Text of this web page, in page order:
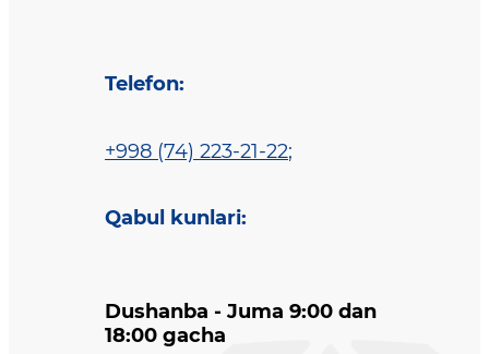
Telefon:
+998 (74) 223-21-22;
Qabul kunlari:
Dushanba - Juma 9:00 dan
18:00 gacha